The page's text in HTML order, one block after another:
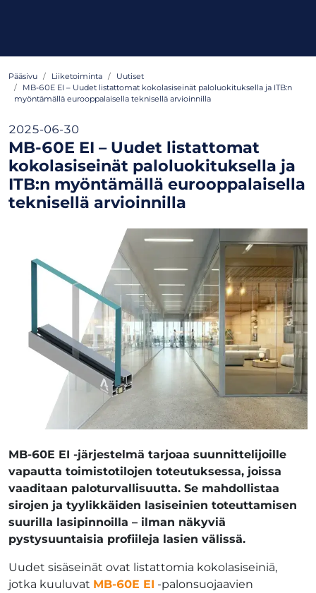
Pääsivu Liiketoiminta
Uutiset
MB-60E EI – Uudet listattomat kokolasiseinät paloluokituksella ja ITB:n
myöntämällä eurooppalaisella teknisellä arvioinnilla
2025-06-30
MB-60E EI – Uudet listattomat
kokolasiseinät paloluokituksella ja
ITB:n myöntämällä eurooppalaisella
teknisellä arvioinnilla
MB-60E EI -järjestelmä tarjoaa suunnittelijoille
vapautta toimistotilojen toteutuksessa, joissa
vaaditaan paloturvallisuutta. Se mahdollistaa
sirojen ja tyylikkäiden lasiseinien toteuttamisen
suurilla lasipinnoilla – ilman näkyviä
pystysuuntaisia profiileja lasien välissä.
Uudet sisäseinät ovat listattomia kokolasiseiniä,
jotka kuuluvat MB-60E EI -palonsuojaavien